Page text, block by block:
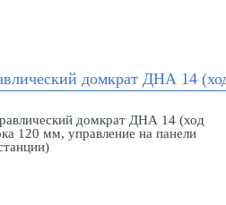
домкрат ДНА 14